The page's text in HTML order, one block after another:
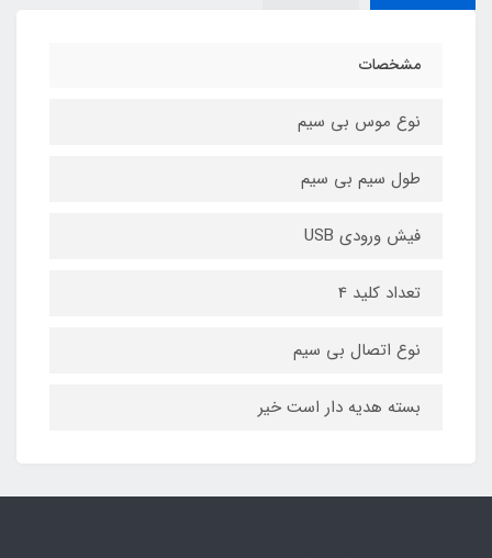
مشخصات
نوع موس بی سیم
طول سیم بی سیم
فیش ورودی USB
تعداد کلید 4
نوع اتصال بی سیم
بسته هدیه دار است خیر